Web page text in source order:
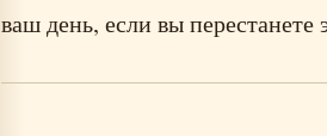
ваш день, если вы перестанете